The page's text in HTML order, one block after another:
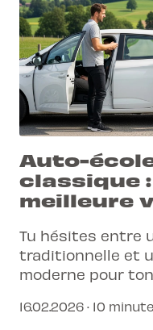
Auto-
classique
meilleure
Tu hésites entre
traditionnelle et
moderne pour
numérique,
16.02.2026 · 10